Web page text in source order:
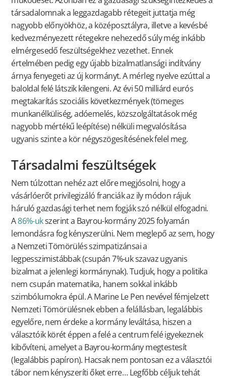
társadalomnak a leggazdagabb rétegeit juttatja még
nagyobb előnyökhöz, a középosztályra, illetve a kevésbé
kedvezményezett rétegekre nehezedő súly még inkább
elmérgesedő feszültségekhez vezethet. Ennek
értelmében pedig egy újabb bizalmatlansági indítvány
árnya fenyegeti az új kormányt. A mérleg nyelve ezúttal a
baloldal felé látszik kilengeni. Az évi 50 milliárd eurós
megtakarítás szociális következmények (tömeges
munkanélküliség, adóemelés, közszolgáltatások még
nagyobb mértékű leépítése) nélküli megvalósítása
ugyanis szinte a kör négyszögesítésének felel meg.
Társadalmi feszültségek
Nem túlzottan nehéz azt előre megjósolni, hogy a
vásárlóerőt privilegizáló franciák az ily módon rájuk
háruló gazdasági terhet nem fogják szó nélkül elfogadni.
A86%-ukszerint a Bayrou-kormány 2025 folyamán
lemondásra fog kényszerülni. Nem meglepő az sem, hogy
a Nemzeti Tömörülés szimpatizánsai a
legpesszimistábbak (csupán 7%-uk szavaz ugyanis
bizalmat a jelenlegi kormánynak). Tudjuk, hogy a politika
nem csupán matematika, hanem sokkal inkább
szimbólumokra épül. A Marine Le Pen nevével fémjelzett
Nemzeti Tömörülésnek ebben a felállásban, legalábbis
egyelőre, nem érdeke a kormány leváltása, hiszen a
választóik körét éppen a felé a centrum felé igyekeznek
kibővíteni, amelyet a Bayrou-kormány megtestesít
(legalábbis papíron). Hacsak nem pontosan ez a választói
tábor nem kényszeríti őket erre… Legfőbb céljuk tehát